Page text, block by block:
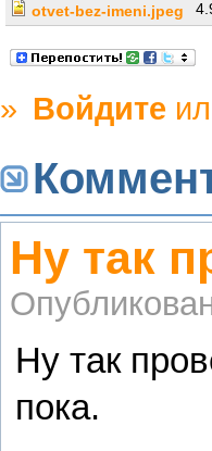
otvet-bez-imeni.jpeg
» Войдите
Ну так
Ну так
пока.